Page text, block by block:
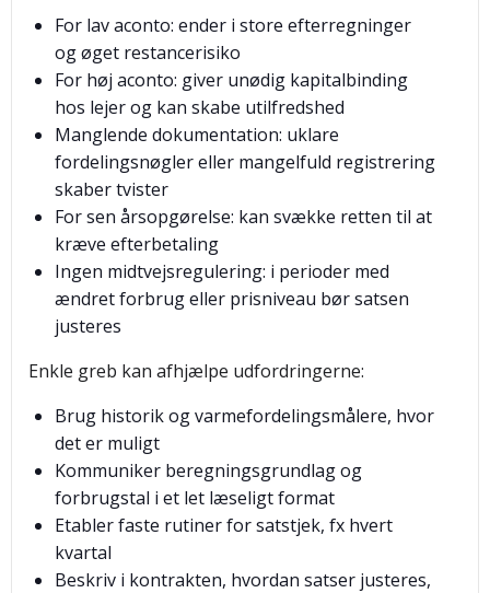
For lav aconto: ender i store efterregninger
og øget restancerisiko
For høj aconto: giver unødig kapitalbinding
hos lejer og kan skabe utilfredshed
Manglende dokumentation: uklare
fordelingsnøgler eller mangelfuld registrering
skaber tvister
For sen årsopgørelse: kan svække retten til at
kræve efterbetaling
Ingen midtvejsregulering: i perioder med
ændret forbrug eller prisniveau bør satsen
justeres
Enkle greb kan afhjælpe udfordringerne:
Brug historik og varmefordelingsmålere, hvor
det er muligt
Kommuniker beregningsgrundlag og
forbrugstal i et let læseligt format
Etabler faste rutiner for satstjek, fx hvert
kvartal
Beskriv i kontrakten, hvordan satser justeres,